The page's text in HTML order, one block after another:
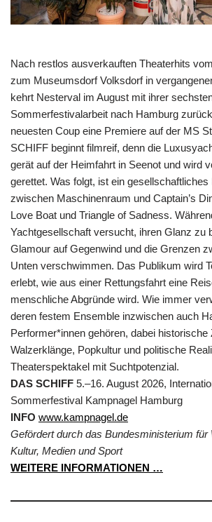
Nach restlos ausverkauften Theaterhits
zum Museumsdorf Volksdorf in
kehrt Nesterval im August mit ihrer
Sommerfestivalarbeit nach Hamburg
neuesten Coup eine Premiere auf der MS
SCHIFF beginnt filmreif, denn die
gerät auf der Heimfahrt in Seenot und wird
gerettet. Was folgt, ist ein
zwischen Maschinenraum und Captain’s
Love Boat und Triangle of Sadness.
Yachtgesellschaft versucht, ihren Glanz zu
Glamour auf Gegenwind und die Grenzen
Unten verschwimmen. Das Publikum wird
erlebt, wie aus einer Rettungsfahrt eine
menschliche Abgründe wird. Wie immer
deren festem Ensemble inzwischen auch
Performer*innen gehören, dabei historische
Walzerklänge, Popkultur und politische
Theaterspektakel mit Suchtpotenzial.
DAS SCHIFF 5.–16. August 2026,
Sommerfestival Kampnagel Hamburg
INFO www.kampnagel.de
Gefördert durch das Bundesministerium für
Kultur, Medien und Sport
WEITERE INFORMATIONEN …